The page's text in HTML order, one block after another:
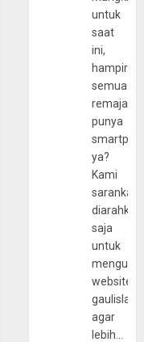
untuk
saat
ini,
hampir
semua
remaja
punya
ya?
Kami
sarankan,
diarahkan
saja
untuk
website
agar
lebih…